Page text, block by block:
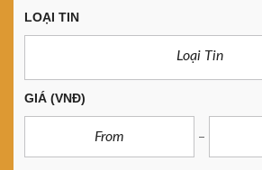
LOẠI TIN
Loại Tin
GIÁ (VNĐ)